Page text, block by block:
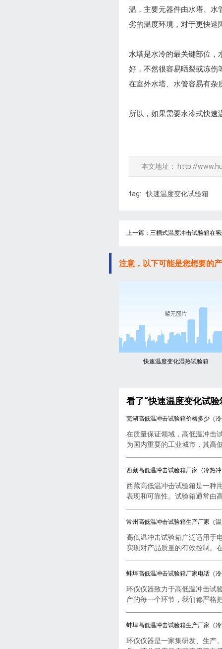
温，主要元器件由水塔、水
劣的温度环境，对于更快速
水塔是水冷的最关键部位，
好，不然很容易晒裂或冻伤
在室外水塔、水管容易有杂
所以，如果需要水冷式快速
本文地址： http://
tag: 快速温度变化试验箱
上一篇：三槽式温度冲击试验箱在
注意，以下可能是您想要的
快速温度变化湿热试验箱
看了“快速温度变化试
芜湖高低温冲击试验箱价格多少（
在质量保证领域，高低温冲击
为国内重要的工业城市，其高
西藏高低温冲击试验箱厂家（冷热
西藏高低温冲击试验箱是一种
表现和可靠性。试验箱通常由
常州高低温冲击试验箱生产厂家（
高低温冲击试验箱广泛适用于
实现对产品质量的有效控制。
蚌埠高低温冲击试验箱厂家电话（
环仪仪器致力于高低温冲击试
产的每一个环节，我们都严格
蚌埠高低温冲击试验箱生产厂家（
环仪仪器是一家集研发、生产